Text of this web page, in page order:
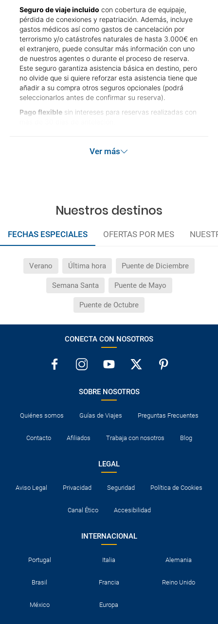
Seguro de viaje incluido con cobertura de equipaje,
pérdida de conexiones y repatriación. Además, incluye
gastos médicos así como gastos de cancelación por
terrorismo y/o catástrofes naturales de hasta 3.000€ en
el extranjero, puede consultar más información con uno
de nuestros agentes o durante el proceso de reserva.
Este seguro garantiza asistencia básica en destino, pero
no olvide que si quiere reforzar esta asistencia tiene que
añadir a su compra otros seguros opcionales (podrá
seleccionarlos antes de confirmar su reserva).
Pago flexible sin intereses para reservas realizadas con
Ver más
Nuestros destinos
FECHAS ESPECIALES OFERTAS POR MES
Verano Última hora Puente de Diciembre
Semana Santa Puente de Mayo
Puente de Octubre
CONECTA CON NOSOTROS
SOBRE NOSOTROS
Quiénes somos Guías de Viajes Preguntas Frecuentes
Contacto Afiliados Trabaja con nosotros Blog
LEGAL
Aviso Legal Privacidad Seguridad Política de Cookies
Canal Ético Accesibilidad
INTERNACIONAL
Portugal Italia Alemania
Brasil Francia Reino Unido
México Europa